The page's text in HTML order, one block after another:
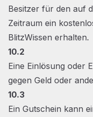
Besitzer für den auf
Zeitraum ein
BlitzWissen erhalten.
10.2
Eine Einlösung oder
gegen Geld oder
10.3
Ein Gutschein kann